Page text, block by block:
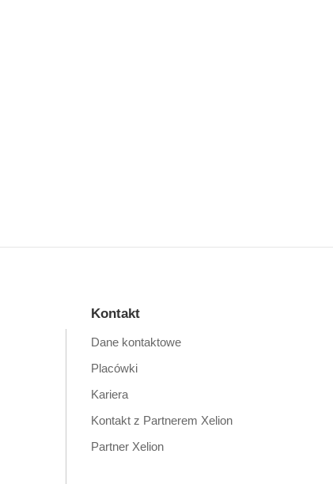
Kontakt
Dane kontaktowe
Placówki
Kariera
Kontakt z Partnerem Xelion
Partner Xelion